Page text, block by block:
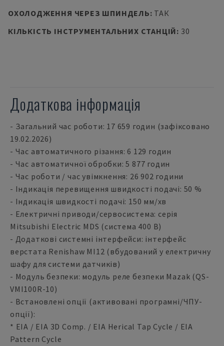
ОХОЛОДЖЕННЯ ЧЕРЕЗ ШПИНДЕЛЬ: ТАК
КІЛЬКІСТЬ ІНСТРУМЕНТАЛЬНИХ СТАНЦІЙ: 30
Додаткова інформація
- Загальний час роботи: 17 659 годин (зафіксовано
19.02.2026)
- Час автоматичного різання: 6 129 годин
- Час автоматичної обробки: 5 877 годин
- Час роботи / час увімкнення: 26 902 години
- Індикація перевищення швидкості подачі: 50 %
- Індикація швидкості подачі: 150 мм/хв
- Електричні приводи/сервосистема: серія
Mitsubishi Electric MDS (система 400 В)
- Додаткові системні інтерфейси: інтерфейс
верстата Renishaw MI12 (вбудований у електричну
шафу для системи датчиків)
- Модуль безпеки: модуль реле безпеки Mazak (QS-
VMI100R-10)
- Встановлені опції (активовані програмні/ЧПУ-
опції):
* EIA / EIA 3D Comp. / EIA Herical Tap Cycle / EIA
Pattern Cycle